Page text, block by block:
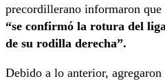
precordillerano informaron que
“se confirmó la rotura del
de su rodilla derecha”.
Debido a lo anterior, agregaron